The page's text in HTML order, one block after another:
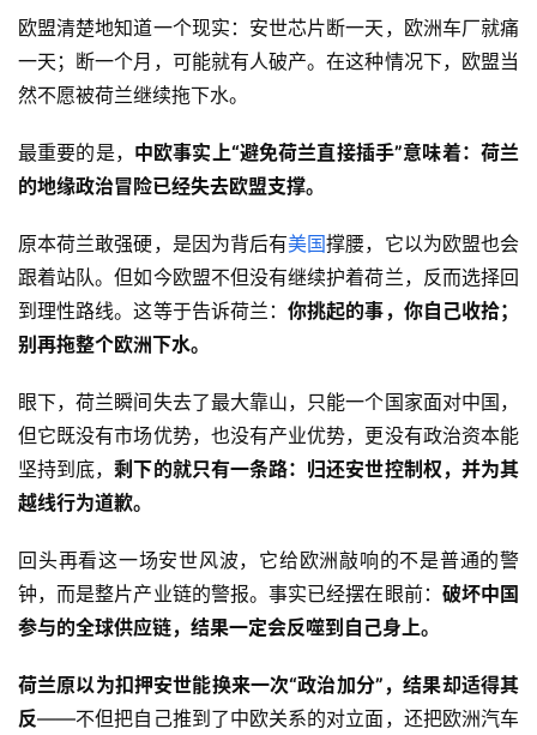
欧盟清楚地知道一个现实：安世芯片断一天，欧洲车厂就痛
一天；断一个月，可能就有人破产。在这种情况下，欧盟当
然不愿被荷兰继续拖下水。
最重要的是， 中欧事实上“避免荷兰直接插手”意味着：荷兰
的地缘政治冒险已经失去欧盟支撑。
原本荷兰敢强硬，是因为背后有美国撑腰，它以为欧盟也会
跟着站队。但如今欧盟不但没有继续护着荷兰，反而选择回
到理性路线。这等于告诉荷兰：你挑起的事，你自己收拾；
别再拖整个欧洲下水。
眼下，荷兰瞬间失去了最大靠山，只能一个国家面对中国，
但它既没有市场优势，也没有产业优势，更没有政治资本能
坚持到底，剩下的就只有一条路：归还安世控制权，并为其
越线行为道歉。
回头再看这一场安世风波，它给欧洲敲响的不是普通的警
钟，而是整片产业链的警报。事实已经摆在眼前： 破坏中国
参与的全球供应链，结果一定会反噬到自己身上。
荷兰原以为扣押安世能换来一次“政治加分”，结果却适得其
反——不但把自己推到了中欧关系的对立面，还把欧洲汽车